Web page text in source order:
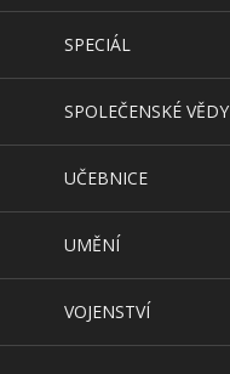
SPECIÁL
SPOLEČENSKÉ VĚDY
UČEBNICE
UMĚNÍ
VOJENSTVÍ